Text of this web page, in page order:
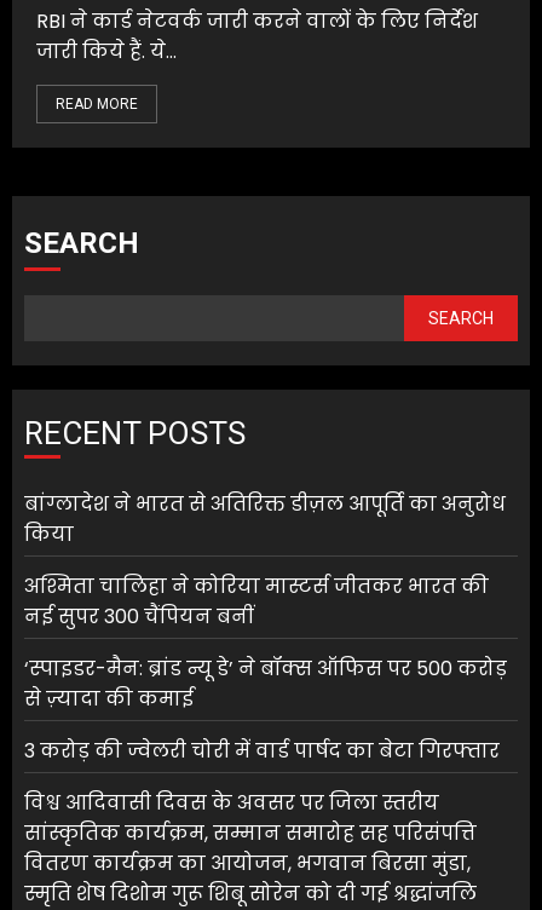
RBI ने कार्ड नेटवर्क जारी करने वालों के लिए निर्देश
जारी किये हैं. ये...
READ MORE
SEARCH
SEARCH
RECENT POSTS
बांग्लादेश ने भारत से अतिरिक्त डीज़ल आपूर्ति का अनुरोध
किया
अश्मिता चालिहा ने कोरिया मास्टर्स जीतकर भारत की
नई सुपर 300 चैंपियन बनीं
‘स्पाइडर-मैन: ब्रांड न्यू डे’ ने बॉक्स ऑफिस पर 500 करोड़
से ज़्यादा की कमाई
3 करोड़ की ज्वेलरी चोरी में वार्ड पार्षद का बेटा गिरफ्तार
विश्व आदिवासी दिवस के अवसर पर जिला स्तरीय
सांस्कृतिक कार्यक्रम, सम्मान समारोह सह परिसंपत्ति
वितरण कार्यक्रम का आयोजन, भगवान बिरसा मुंडा,
स्मृति शेष दिशोम गुरू शिबू सोरेन को दी गई श्रद्धांजलि